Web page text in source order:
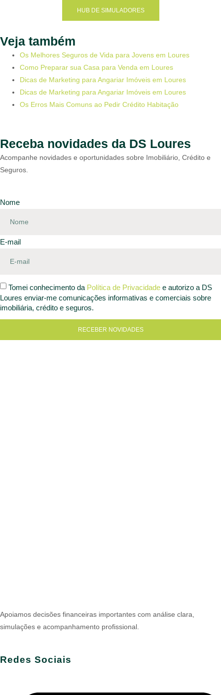
HUB DE SIMULADORES
Veja também
Os Melhores Seguros de Vida para Jovens em Loures
Como Preparar sua Casa para Venda em Loures
Dicas de Marketing para Angariar Imóveis em Loures
Dicas de Marketing para Angariar Imóveis em Loures
Os Erros Mais Comuns ao Pedir Crédito Habitação
Receba novidades da DS Loures
Acompanhe novidades e oportunidades sobre Imobiliário, Crédito e
Seguros.
Nome
E-mail
Tomei conhecimento da Política de Privacidade e autorizo a DS
Loures enviar-me comunicações informativas e comerciais sobre
imobiliária, crédito e seguros.
RECEBER NOVIDADES
Apoiamos decisões financeiras importantes com análise clara,
simulações e acompanhamento profissional.
Redes Sociais